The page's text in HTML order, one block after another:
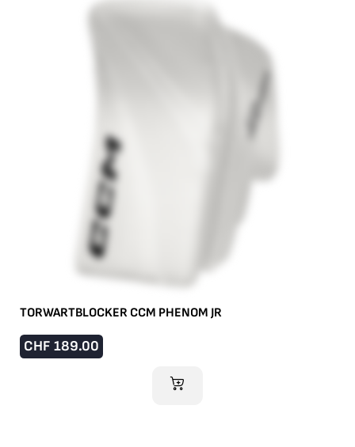
TORWARTBLOCKER CCM PHENOM JR
CHF 189.00
IM WARENKORB